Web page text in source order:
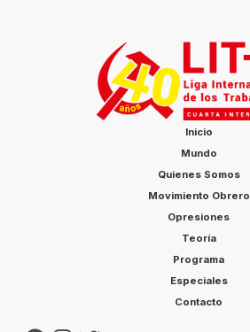
Inicio
Mundo
Quienes Somos
Movimiento Obrero
Opresiones
Teoría
Programa
Especiales
Contacto